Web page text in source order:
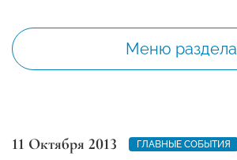
Меню раздела
11 Октября 2013 ГЛАВНЫЕ СОБЫТИЯ